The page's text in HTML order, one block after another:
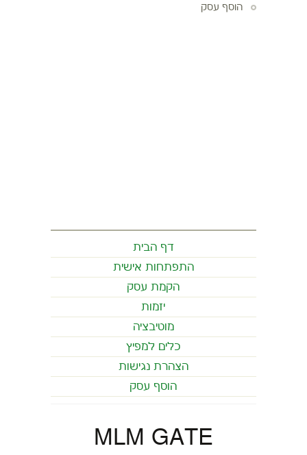
הוסף עסק
דף הבית
התפתחות אישית
הקמת עסק
יזמות
מוטיבציה
כלים למפיץ
הצהרת נגישות
הוסף עסק
MLM GATE